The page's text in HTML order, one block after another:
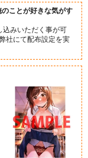
ことが好きな気がす
みいただく事が可
社にて配布設定を実